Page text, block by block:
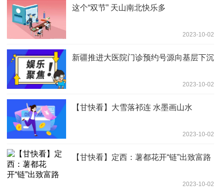
这个“双节” 天山南北快乐多
2023-10-02
新疆推进大医院门诊预约号源向基层下沉
2023-10-02
【甘快看】大雪落祁连 水墨画山水
2023-10-02
【甘快看】定西：薯都花开“链”出致富路
2023-10-02